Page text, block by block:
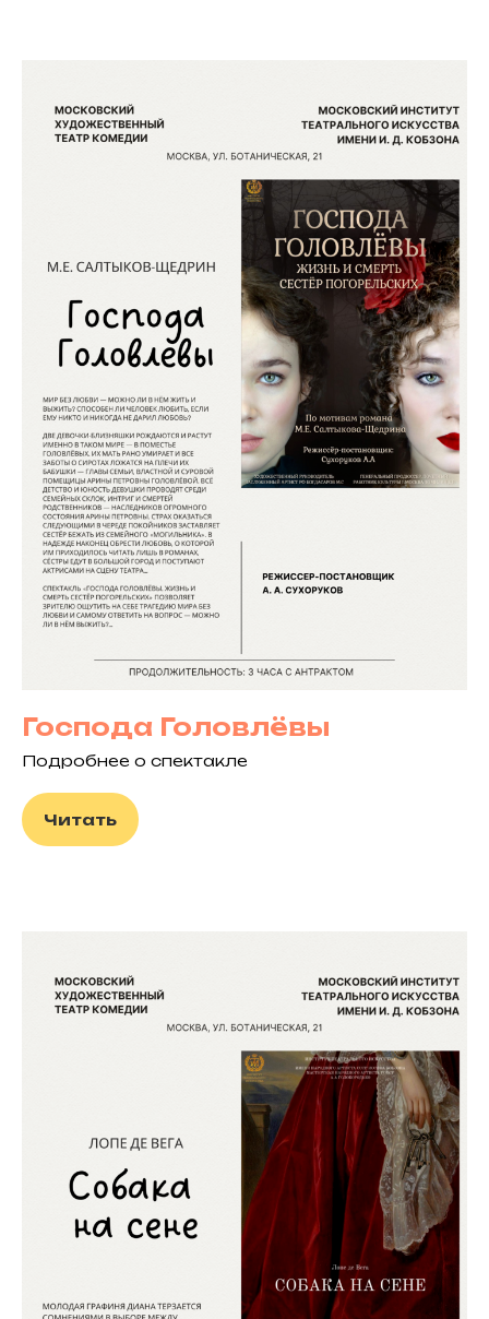
Господа Головлёвы
Подробнее о спектакле
Читать